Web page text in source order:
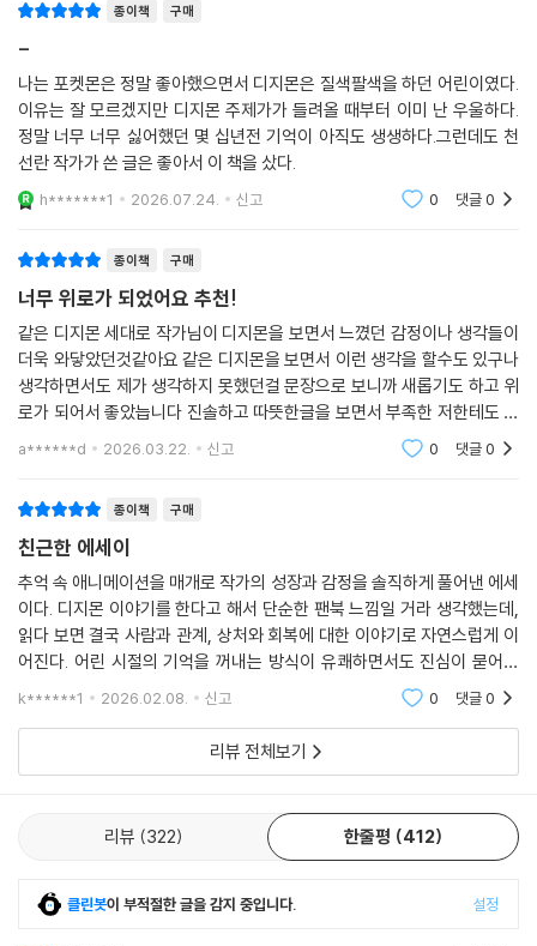
“유년과는 작별 인사 없이 헤어지잖아, 떠나간 줄도 모르게”
자된다. 어른이 되어버린 선택받은 아이들과 디지몬들이, 마지막으로 힘을
합쳐 악을 물리친 후 끝내 이별하는 이야기가 담겨 있기 때문이다. 모든 임
무를 완수하고 아이들이 ‘어른’이 되면 디지털 세계에서의 영원한 추방, 즉
디지몬 친구들과의 영원한 이별이 찾아온다. 이 이별은 준비되지 않은 순
간에 작별 인사도 없이 이루어진다. 어린 시절의 소중한 순간들이 마지막
간이 다시는 오지 않는 것처럼.
『아무튼, 디지몬』은 그런 이별에 관한 글이다. 현실 세계의 디지몬, 즉 힘을
모두 소진해 유아기로 되돌아간 디지몬처럼 어린아이가 되어버린 엄마를
돌보기 위해 자신의 첫 번째 도피처이자 “나를 살게 했던 디지털 세계”와
이별하는 이야기이자, ‘디지몬 세대’가 어린 시절에 건네는 작별 인사가 되
어줄 것이다.
“아무렇지 않은 척 웃지만 내가 두고 온 세계가 있다는 생각, 더는 갈 수 없
다는 생각이 들면 마음이 하염없이 가라앉는다. 하지만 내 마음의 음각은
반대쪽에서 볼 때 양각일 것이고 나는 그 활자를 목판 삼아 글을 쓴다. 내가
꿈꾸며 자라왔던 세계에 대한 그리움을 소설로 쓴다.”
종이책 구매
-
나는 포켓몬은 정말 좋아했으면서 디지몬은 질색팔색을 하던 어린이였다.
이유는 잘 모르겠지만 디지몬 주제가가 들려올 때부터 이미 난 우울하다.
정말 너무 너무 싫어했던 몇 십년전 기억이 아직도 생생하다.그런데도 천
선란 작가가 쓴 글은 좋아서 이 책을 샀다.
h*******1 2026.07.24. 신고 0 댓글0
종이책 구매
너무 위로가 되었어요 추천!
같은 디지몬 세대로 작가님이 디지몬을 보면서 느꼈던 감정이나 생각들이
더욱 와닿았던것같아요 같은 디지몬을 보면서 이런 생각을 할수도 있구나
생각하면서도 제가 생각하지 못했던걸 문장으로 보니까 새롭기도 하고 위
로가 되어서 좋았늡니다 진솔하고 따뜻한글을 보면서 부족한 저한테도 용
기가 되었어요 잘못 진화해도 다시 진화할수있다!
a******d 2026.03.22. 신고 0 댓글0
종이책 구매
친근한 에세이
추억 속 애니메이션을 매개로 작가의 성장과 감정을 솔직하게 풀어낸 에세
이다. 디지몬 이야기를 한다고 해서 단순한 팬북 느낌일 거라 생각했는데,
읽다 보면 결국 사람과 관계, 상처와 회복에 대한 이야기로 자연스럽게 이
어진다. 어린 시절의 기억을 꺼내는 방식이 유쾌하면서도 진심이 묻어나
서, 같은 세대를 지나온 독자라면 특히 공감이 크다. 무엇보다 좋아하는 것
k******1 2026.02.08. 신고 0 댓글0
리뷰 전체보기
리뷰 322 한줄평 412
클린봇이 부적절한 글을 감지 중입니다. 설정